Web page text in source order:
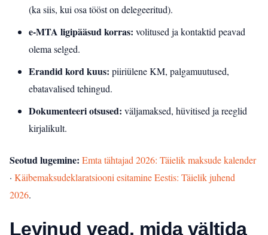
(ka siis, kui osa tööst on delegeeritud).
e‑MTA ligipääsud korras: volitused ja kontaktid peavad
olema selged.
Erandid kord kuus: piiriülene KM, palgamuutused,
ebatavalised tehingud.
Dokumenteeri otsused: väljamaksed, hüvitised ja reeglid
kirjalikult.
Seotud lugemine: Emta tähtajad 2026: Täielik maksude kalender
· Käibemaksudeklaratsiooni esitamine Eestis: Täielik juhend
2026.
Levinud vead, mida vältida